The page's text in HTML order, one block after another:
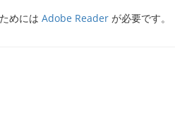
めには Adobe Reader が必要です。